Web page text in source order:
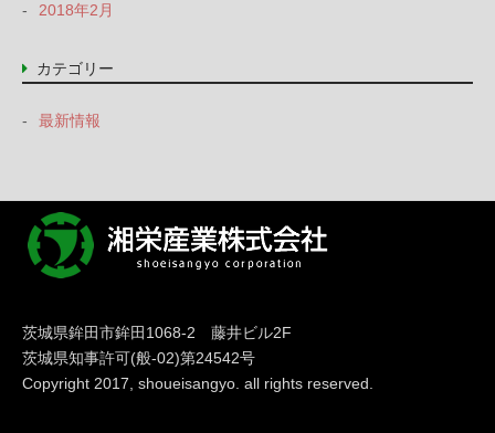
2018年2月
カテゴリー
最新情報
茨城県鉾田市鉾田1068-2 藤井ビル2F
茨城県知事許可(般-02)第24542号
Copyright 2017, shoueisangyo. all rights reserved.